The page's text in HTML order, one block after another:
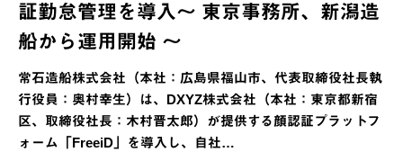
証勤怠管理を導入～ 東京事務所、新潟造
船から運用開始 ～
常石造船株式会社（本社：広島県福山市、代表取締役社長執
行役員：奥村幸生）は、DXYZ株式会社（本社：東京都新宿
区、取締役社長：木村晋太郎）が提供する顔認証プラットフ
ォーム「FreeiD」を導入し、自社…